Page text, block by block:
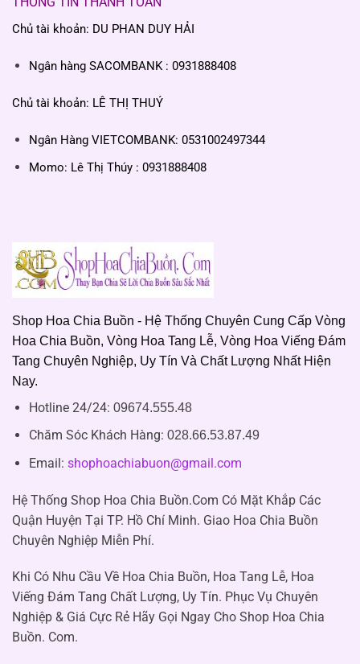
Chủ tài khoản: DU PHAN DUY HẢI
Ngân hàng SACOMBANK : 0931888408
Chủ tài khoản: LÊ THỊ THUÝ
Ngân Hàng VIETCOMBANK: 0531002497344
Momo: Lê Thị Thúy : 0931888408
Shop Hoa Chia Buồn - Hệ Thống Chuyên Cung Cấp Vòng
Hoa Chia Buồn, Vòng Hoa Tang Lễ, Vòng Hoa Viếng Đám
Tang Chuyên Nghiệp, Uy Tín Và Chất Lượng Nhất Hiện
Nay.
Hotline 24/24: 09674.555.48
Chăm Sóc Khách Hàng: 028.66.53.87.49
Email: shophoachiabuon@gmail.com
Hệ Thống Shop Hoa Chia Buồn.Com Có Mặt Khắp Các
Quận Huyện Tại TP. Hồ Chí Minh. Giao Hoa Chia Buồn
Chuyên Nghiệp Miễn Phí.
Khi Có Nhu Cầu Về Hoa Chia Buồn, Hoa Tang Lễ, Hoa
Viếng Đám Tang Chất Lượng, Uy Tín. Phục Vụ Chuyên
Nghiệp & Giá Cực Rẻ Hãy Gọi Ngay Cho Shop Hoa Chia
Buồn. Com.